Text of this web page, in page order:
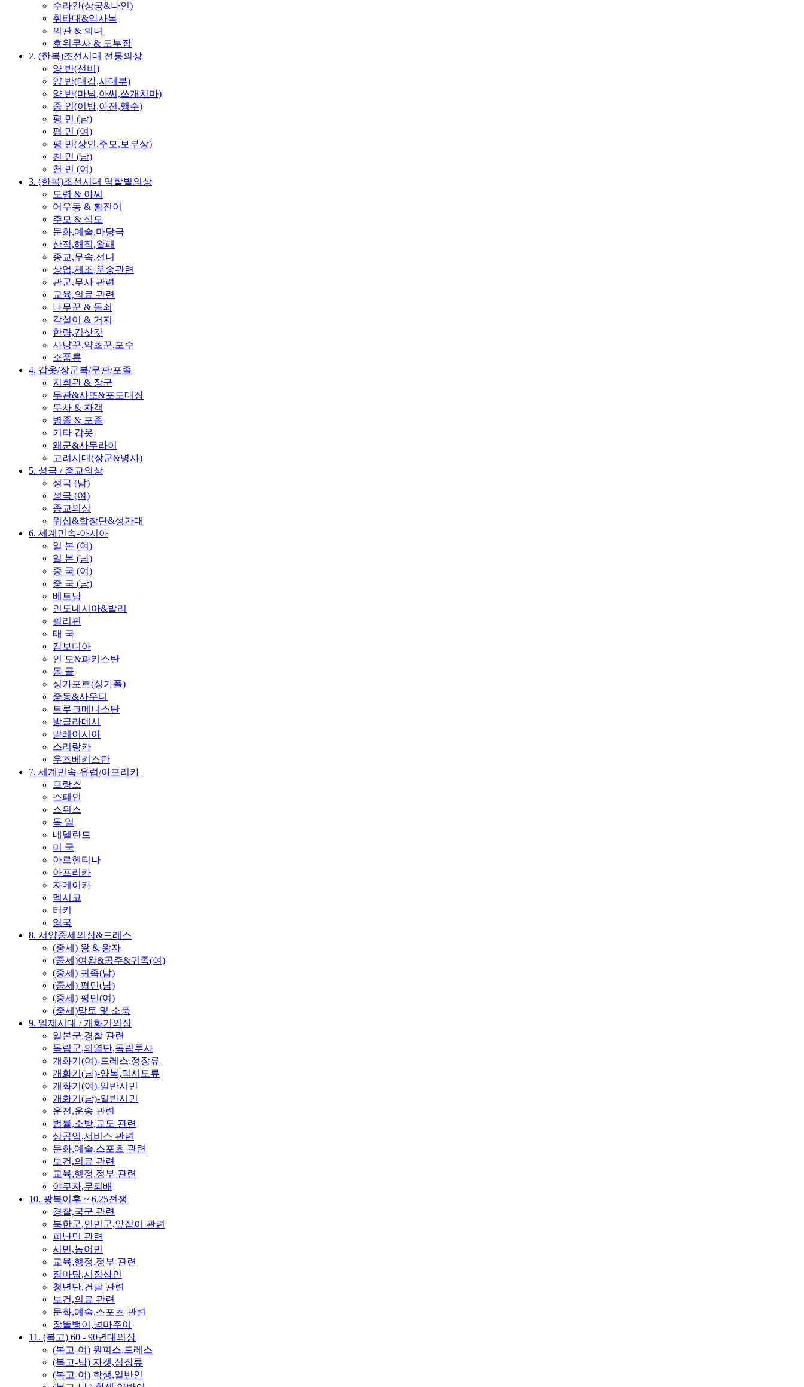
수라간(상궁&나인)
취타대&악사복
의관 & 의녀
호위무사 & 도부장
2. (한복)조선시대 전통의상
양 반(선비)
양 반(대감,사대부)
양 반(마님,아씨,쓰개치마)
중 인(이방,아전,행수)
평 민 (남)
평 민 (여)
평 민(상인,주모,보부상)
천 민 (남)
천 민 (여)
3. (한복)조선시대 역할별의상
도령 & 아씨
어우동 & 황진이
주모 & 식모
문화,예술,마당극
산적,해적,왈패
종교,무속,선녀
상업,제조,운송관련
관군,무사 관련
교육,의료 관련
나무꾼 & 돌쇠
각설이 & 거지
한량,김삿갓
사냥꾼,약초꾼,포수
소품류
4. 갑옷/장군복/무관/포졸
지휘관 & 장군
무관&사또&포도대장
무사 & 자객
병졸 & 포졸
기타 갑옷
왜군&사무라이
고려시대(장군&병사)
5. 성극 / 종교의상
성극 (남)
성극 (여)
종교의상
워십&합창단&성가대
6. 세계민속-아시아
일 본 (여)
일 본 (남)
중 국 (여)
중 국 (남)
베트남
인도네시아&발리
필리핀
태 국
캄보디아
인 도&파키스탄
몽 골
싱가포르(싱가폴)
중동&사우디
트루크메니스탄
방글라데시
말레이시아
스리랑카
우즈베키스탄
7. 세계민속-유럽/아프리카
프랑스
스페인
스위스
독 일
네델란드
미 국
아르헨티나
아프리카
자메이카
멕시코
터키
영국
8. 서양중세의상&드레스
(중세) 왕 & 왕자
(중세)여왕&공주&귀족(여)
(중세) 귀족(남)
(중세) 평민(남)
(중세) 평민(여)
(중세)망토 및 소품
9. 일제시대 / 개화기의상
일본군,경찰 관련
독립군,의열단,독립투사
개화기(여)-드레스,정장류
개화기(남)-양복,턱시도류
개화기(여)-일반시민
개화기(남)-일반시민
운전,운송 관련
법률,소방,교도 관련
상공업,서비스 관련
문화,예술,스포츠 관련
보건,의료 관련
교육,행정,정부 관련
야쿠자,무뢰배
10. 광복이후 ~ 6.25전쟁
경찰,국군 관련
북한군,인민군,앞잡이 관련
피난민 관련
시민,농어민
교육,행정,정부 관련
장마당,시장상인
청년단,건달 관련
보건,의료 관련
문화,예술,스포츠 관련
장똘뱅이,넝마주이
11. (복고) 60 - 90년대의상
(복고-여) 원피스,드레스
(복고-남) 자켓,정장류
(복고-여) 학생,일반인